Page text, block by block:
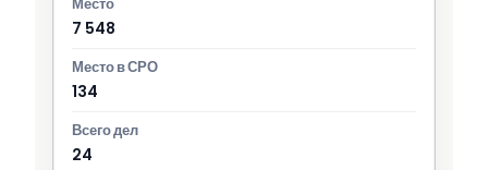
7 548
134
24